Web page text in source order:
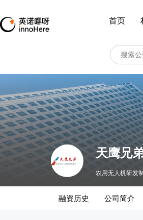
首页
天鹰兄
农用无人机研发
融资历史 公司简介